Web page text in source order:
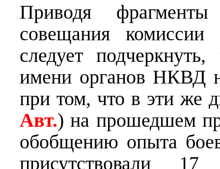
Приводя фрагменты
совещания комиссии
следует
имени органов НКВД
при том, что в эти же
Авт.) на прошедшем
обобщению опыта
присутствовали 17